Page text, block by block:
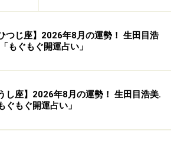
ひつじ座】2026年8月の運勢！ 生田目浩
もぐもぐ開運占い」
し座】2026年8月の運勢！ 生田目浩美.
ぐもぐ開運占い」